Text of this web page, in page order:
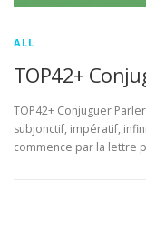
ALL
TOP42+
TOP42+ Conjuguer
subjonctif, impératif,
commence par la lettre